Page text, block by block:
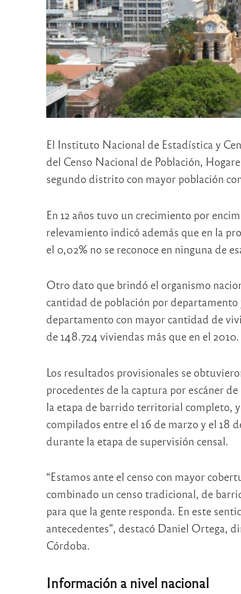
El Instituto Nacional de Estadística y
del Censo Nacional de Población,
segundo distrito con mayor población
En 12 años tuvo un crecimiento por
relevamiento indicó además que en la
el 0,02% no se reconoce en ninguna de
Otro dato que brindó el organismo
cantidad de población por
departamento con mayor cantidad de
de 148.724 viviendas más que en el 2010.
Los resultados provisionales se
procedentes de la captura por escáner
la etapa de barrido territorial completo,
compilados entre el 16 de marzo y el 18
durante la etapa de supervisión censal.
“Estamos ante el censo con mayor
combinado un censo tradicional, de
para que la gente responda. En este
antecedentes”, destacó Daniel Ortega,
Córdoba.
Información a nivel nacional